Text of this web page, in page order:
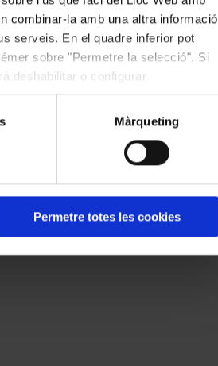
combinar-la amb una altra informació
serveis. En el quadre inferior pot
sobre "Permetre la selecció". Si
deshabilitar o configurar
Màrqueting
Permetre totes les cookies